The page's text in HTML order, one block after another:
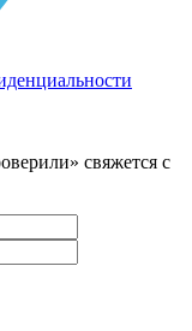
свяжется с